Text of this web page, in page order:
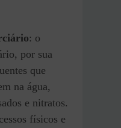
: o
por sua
que
na água,
e nitratos.
físicos e